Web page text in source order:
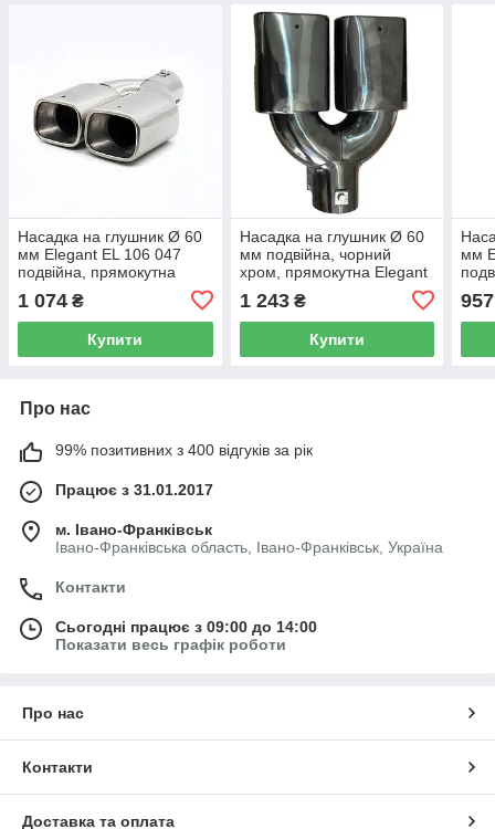
Насадка на глушник Ø 60
мм Elegant EL 106 047
подвійна, прямокутна
1 074 ₴
Купити
Насадка на глушник Ø 60
мм подвійна, чорний
хром, прямокутна Elegant
1 243₴
Купити
мм
957
Про нас
99% позитивних з 400 відгуків за рік
Працює з 31.01.2017
м. Івано-Франківськ
Івано-Франківська область, Івано-Франківськ, Україна
Контакти
Сьогодні працює з 09:00 до 14:00
Показати весь графік роботи
Про нас
Контакти
Доставка та оплата